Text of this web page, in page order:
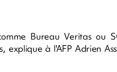
Bureau Veritas ou
explique à l'AFP Adrien